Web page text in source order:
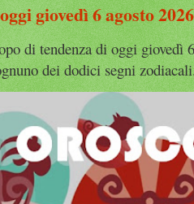
giovedì 6 agosto 2026
di tendenza di oggi giovedì
dei dodici segni